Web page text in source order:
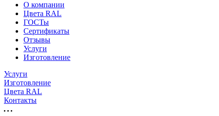
О компании
Цвета RAL
ГОСТы
Сертификаты
Отзывы
Услуги
Изготовление
Услуги
Изготовление
Цвета RAL
Контакты